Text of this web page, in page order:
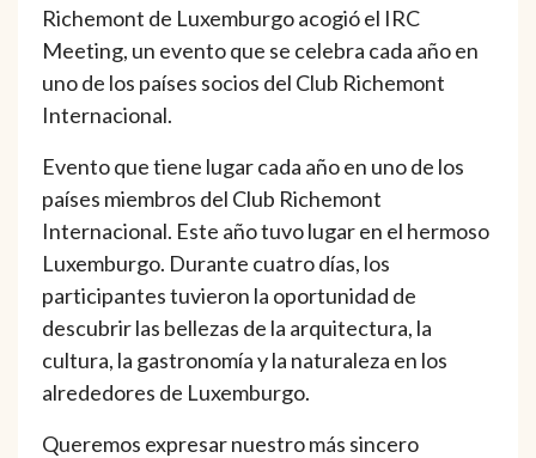
Richemont de Luxemburgo acogió el IRC
Meeting, un evento que se celebra cada año en
uno de los países socios del Club Richemont
Internacional.
Evento que tiene lugar cada año en uno de los
países miembros del Club Richemont
Internacional. Este año tuvo lugar en el hermoso
Luxemburgo. Durante cuatro días, los
participantes tuvieron la oportunidad de
descubrir las bellezas de la arquitectura, la
cultura, la gastronomía y la naturaleza en los
alrededores de Luxemburgo.
Queremos expresar nuestro más sincero